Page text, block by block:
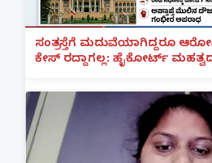
ಸಂತ್ರಸ್ತೆಗೆ ಮದುವೆಯಾಗಿದ್ದರೂ
ಕೇಸ್ ರದ್ದಾಗಲ್ಲ: ಹೈಕೋರ್ಟ್